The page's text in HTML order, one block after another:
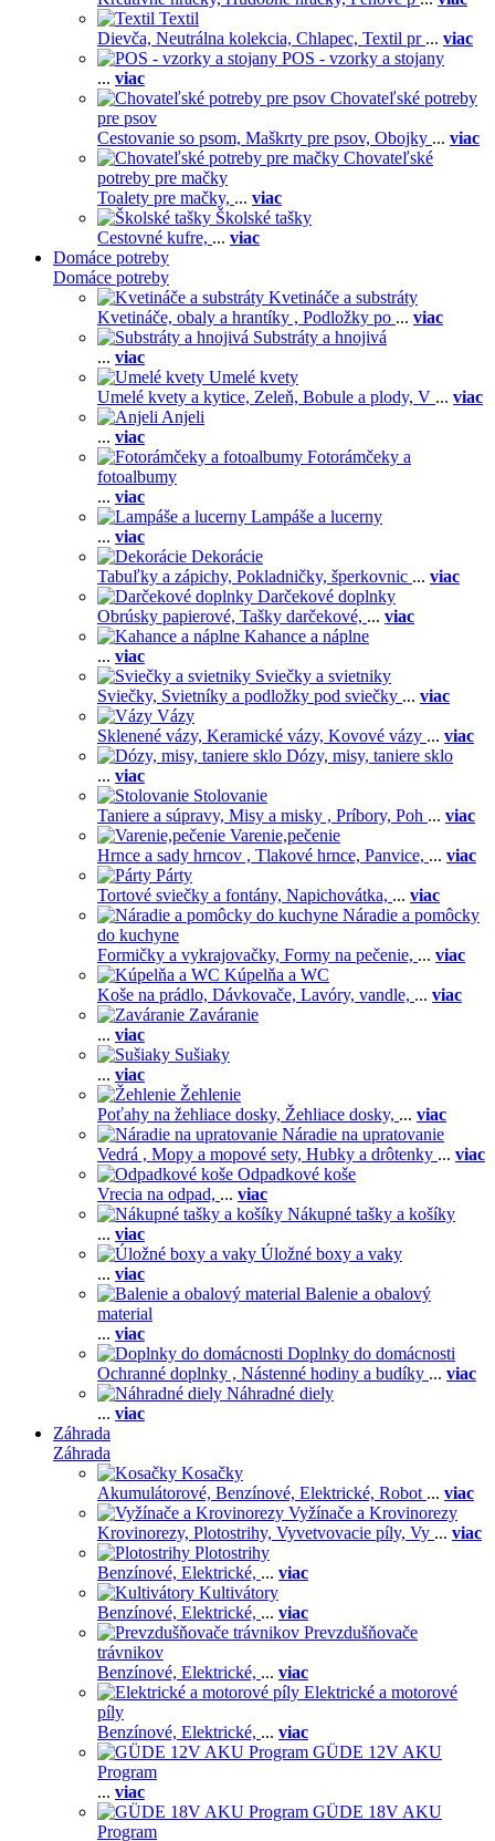
Textil
Dievča, Neutrálna kolekcia, Chlapec, Textil pr ... viac
POS - vzorky a stojany
... viac
Chovateľské potreby
pre psov
Cestovanie so psom, Maškrty pre psov, Obojky ... viac
Chovateľské
potreby pre mačky
Toalety pre mačky, ... viac
Školské tašky
Cestovné kufre, ... viac
Domáce potreby
Domáce potreby
Kvetináče a substráty
Kvetináče, obaly a hrantíky , Podložky po ... viac
Substráty a hnojivá
... viac
Umelé kvety
Umelé kvety a kytice, Zeleň, Bobule a plody, V ... viac
Anjeli
... viac
Fotorámčeky a
fotoalbumy
... viac
Lampáše a lucerny
... viac
Dekorácie
Tabuľky a zápichy, Pokladničky, šperkovnic ... viac
Darčekové doplnky
Obrúsky papierové, Tašky darčekové, ... viac
Kahance a náplne
... viac
Sviečky a svietniky
Sviečky, Svietníky a podložky pod sviečky ... viac
Vázy
Sklenené vázy, Keramické vázy, Kovové vázy ... viac
Dózy, misy, taniere sklo
... viac
Stolovanie
Taniere a súpravy, Misy a misky , Príbory, Poh ... viac
Varenie,pečenie
Hrnce a sady hrncov , Tlakové hrnce, Panvice, ... viac
Párty
Tortové sviečky a fontány, Napichovátka, ... viac
Náradie a pomôcky
do kuchyne
Formičky a vykrajovačky, Formy na pečenie, ... viac
Kúpelňa a WC
Koše na prádlo, Dávkovače, Lavóry, vandle, ... viac
Zaváranie
... viac
Sušiaky
... viac
Žehlenie
Poťahy na žehliace dosky, Žehliace dosky, ... viac
Náradie na upratovanie
Vedrá , Mopy a mopové sety, Hubky a drôtenky ... viac
Odpadkové koše
Vrecia na odpad, ... viac
Nákupné tašky a košíky
... viac
Úložné boxy a vaky
... viac
Balenie a obalový
material
... viac
Doplnky do domácnosti
Ochranné doplnky , Nástenné hodiny a budíky ... viac
Náhradné diely
... viac
Záhrada
Záhrada
Kosačky
Akumulátorové, Benzínové, Elektrické, Robot ... viac
Vyžínače a Krovinorezy
Krovinorezy, Plotostrihy, Vyvetvovacie píly, Vy ... viac
Plotostrihy
Benzínové, Elektrické, ... viac
Kultivátory
Benzínové, Elektrické, ... viac
Prevzdušňovače
trávnikov
Benzínové, Elektrické, ... viac
Elektrické a motorové
píly
Benzínové, Elektrické, ... viac
GÜDE 12V AKU
Program
... viac
GÜDE 18V AKU
Program